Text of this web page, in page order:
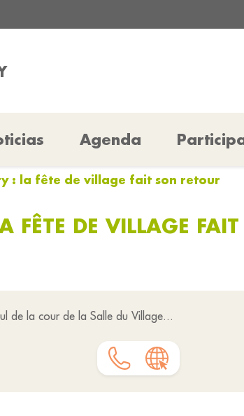
Agenda
: la fête de village fait son retour
FÊTE DE VILLAGE
de la cour de la Salle du Village...